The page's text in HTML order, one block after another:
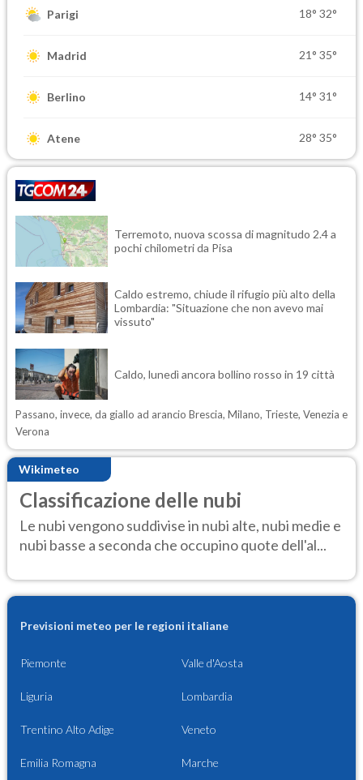
Parigi 18° 32°
Madrid 21° 35°
Berlino 14° 31°
Atene 28° 35°
Terremoto, nuova scossa di magnitudo 2.4 a
pochi chilometri da Pisa
Caldo estremo, chiude il rifugio più alto della
Lombardia: "Situazione che non avevo mai
vissuto"
Caldo, lunedì ancora bollino rosso in 19 città
Passano, invece, da giallo ad arancio Brescia, Milano, Trieste, Venezia e
Verona
Wikimeteo
Classificazione delle nubi
Le nubi vengono suddivise in nubi alte, nubi medie e
nubi basse a seconda che occupino quote dell'al...
Previsioni meteo per le regioni italiane
Piemonte Valle d'Aosta
Liguria Lombardia
Trentino Alto Adige Veneto
Emilia Romagna Marche